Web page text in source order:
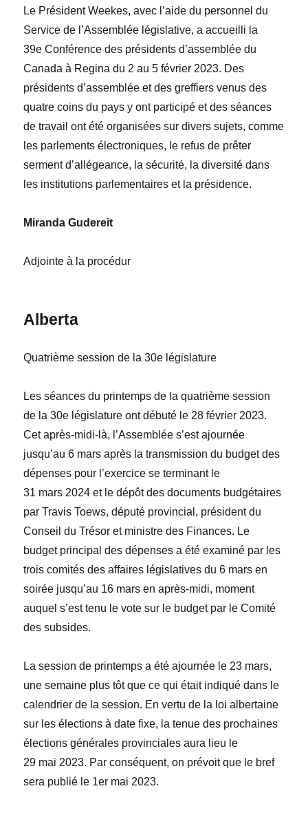
Le Président Weekes, avec l’aide du personnel du
Service de l’Assemblée législative, a accueilli la
39e Conférence des présidents d’assembléedu
Canadaà Regina du 2 au 5 février 2023. Des
présidentsd’assemblée et des greffiers venus des
quatre coins du pays y ont participé et des séances
de travail ont été organisées sur divers sujets, comme
les parlements électroniques, le refus de prêter
serment d’allégeance, la sécurité, la diversité dans
les institutions parlementaires et la présidence.
Miranda Gudereit
Adjointe à la procédur
Alberta
Quatrième session de la 30e législature
Les séances du printemps de la quatrième session
de la 30e législatureont débuté le 28 février 2023.
Cet après-midi-là, l’Assemblée s’est ajournée
jusqu’au 6 mars après la transmission du budget des
dépenses pour l’exercice se terminant le
31 mars 2024 et le dépôt des documents budgétaires
parTravis Toews, député provincial, président du
Conseil du Trésor et ministre des Finances. Le
budget principal des dépenses a été examiné par les
trois comités des affaires législatives du 6 mars en
soirée jusqu’au 16 mars en après-midi, moment
auquel s’est tenu le vote sur le budget par le Comité
des subsides.
La session de printemps a été ajournée le 23 mars,
une semaine plus tôt que ce qui était indiqué dans le
calendrier de la session. En vertu de la loi albertaine
sur les élections à date fixe, la tenue des prochaines
élections générales provinciales aura lieu le
29 mai 2023. Par conséquent, on prévoit que le bref
sera publié le 1er mai 2023.